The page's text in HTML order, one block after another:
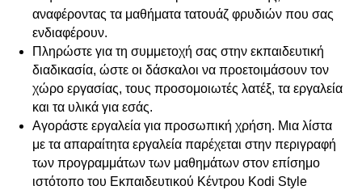
αναφέροντας τα μαθήματα τατουάζ φρυδιών που σας
ενδιαφέρουν.
Πληρώστε για τη συμμετοχή σας στην εκπαιδευτική
διαδικασία, ώστε οι δάσκαλοι να προετοιμάσουν τον
χώρο εργασίας, τους προσομοιωτές λατέξ, τα εργαλεία
και τα υλικά για εσάς.
Αγοράστε εργαλεία για προσωπική χρήση. Μια λίστα
με τα απαραίτητα εργαλεία παρέχεται στην περιγραφή
των προγραμμάτων των μαθημάτων στον επίσημο
ιστότοπο του Εκπαιδευτικού Κέντρου Kodi Style